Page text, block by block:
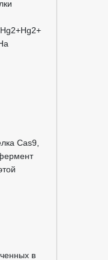
Cas9,
в